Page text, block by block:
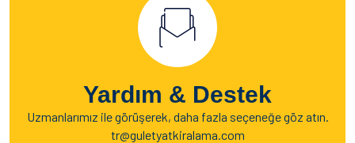
Yardım & Destek
Uzmanlarımız ile görüşerek, daha fazla seçeneğe göz atın.
tr@guletyatkiralama.com